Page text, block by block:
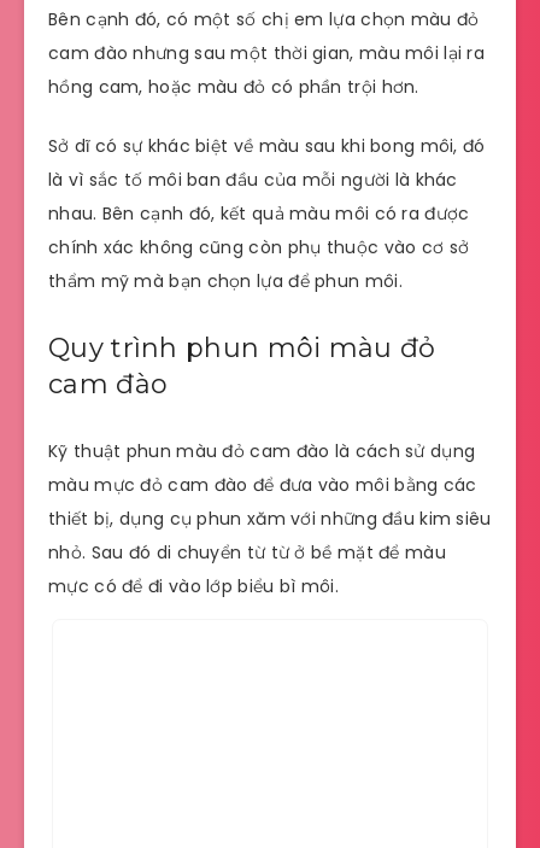
Bên cạnh đó, có một số chị em lựa chọn màu đỏ
cam đào nhưng sau một thời gian, màu môi lại ra
hồng cam, hoặc màu đỏ có phần trội hơn.
Sở dĩ có sự khác biệt về màu sau khi bong môi, đó
là vì sắc tố môi ban đầu của mỗi người là khác
nhau. Bên cạnh đó, kết quả màu môi có ra được
chính xác không cũng còn phụ thuộc vào cơ sở
thẩm mỹ mà bạn chọn lựa để phun môi.
Quy trình phun môi màu đỏ
cam đào
Kỹ thuật phun màu đỏ cam đào là cách sử dụng
màu mực đỏ cam đào để đưa vào môi bằng các
thiết bị, dụng cụ phun xăm với những đầu kim siêu
nhỏ. Sau đó di chuyển từ từ ở bề mặt để màu
mực có để đi vào lớp biểu bì môi.